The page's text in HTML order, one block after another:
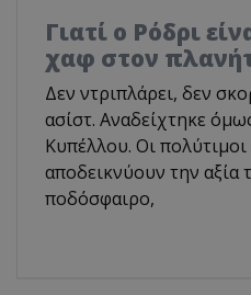
Γιατί ο Ρόδρι
χαφ στον
Δεν ντριπλάρει, δεν
ασίστ. Αναδείχτηκε
Κυπέλλου. Οι
αποδεικνύουν την αξία
ποδόσφαιρο,